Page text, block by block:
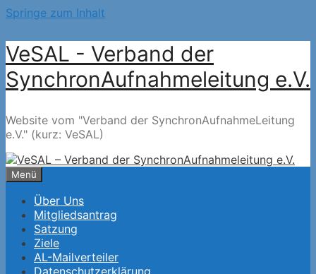
Springe zum Inhalt
VeSAL - Verband der
SynchronAufnahmeleitung e.V.
Website vom "Verband der SynchronAufnahmeLeitung
e.V." (kurz: VeSAL)
Menü
Über Uns
Mitgliedsantrag
Satzung
Ziele
AL-Mailverteiler
Datenschutzerklärung